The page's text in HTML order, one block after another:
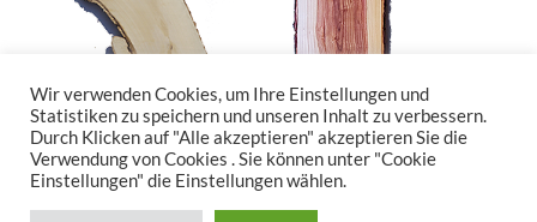
8
65,00€
61
79,00€
Wir verwenden Cookies, um Ihre Einstellungen und
Statistiken zu speichern und unseren Inhalt zu verbessern.
Durch Klicken auf "Alle akzeptieren" akzeptieren Sie die
Verwendung von Cookies . Sie können unter "Cookie
Einstellungen" die Einstellungen wählen.